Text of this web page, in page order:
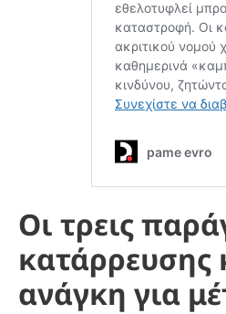
Οι τρεις
κατάρρευσης
ανάγκη για